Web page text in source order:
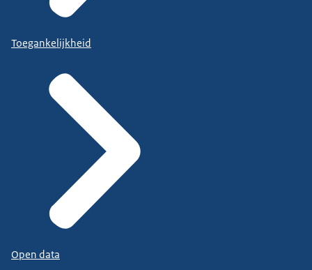
Toegankelijkheid
Open data